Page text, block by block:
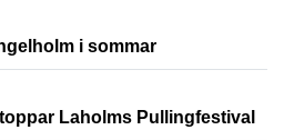
i sommar
Laholms Pullingfestival